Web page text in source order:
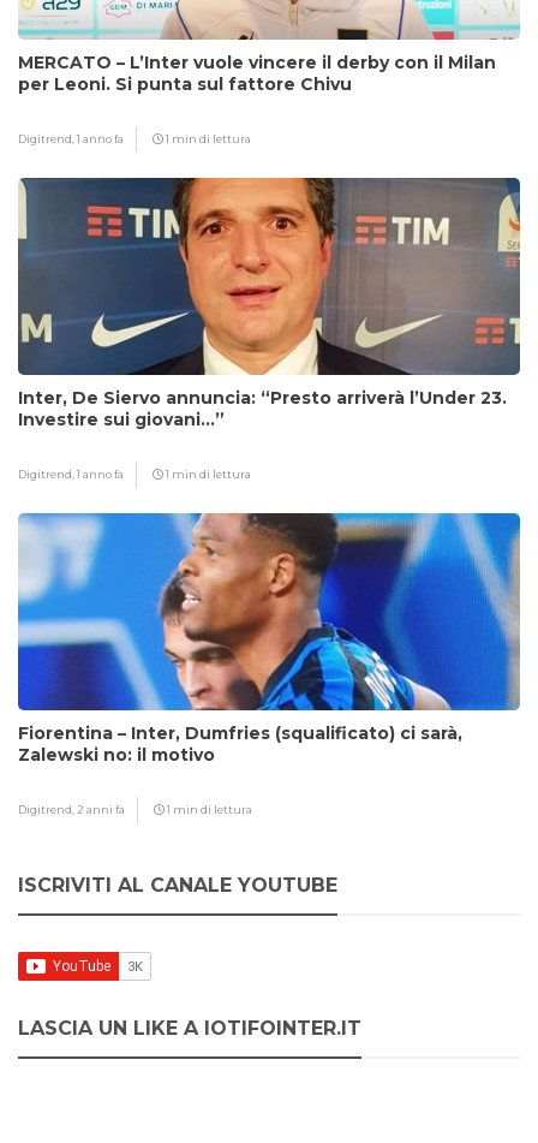
MERCATO – L’Inter vuole vincere il derby con il Milan
per Leoni. Si punta sul fattore Chivu
Digitrend,1 anno fa 1 min di lettura
Inter, De Siervo annuncia: “Presto arriverà l’Under 23.
Investire sui giovani…”
Digitrend,1 anno fa 1 min di lettura
Fiorentina – Inter, Dumfries (squalificato) ci sarà,
Zalewski no: il motivo
Digitrend, 2 anni fa 1 min di lettura
ISCRIVITI AL CANALE YOUTUBE
LASCIA UN LIKE A IOTIFOINTER.IT